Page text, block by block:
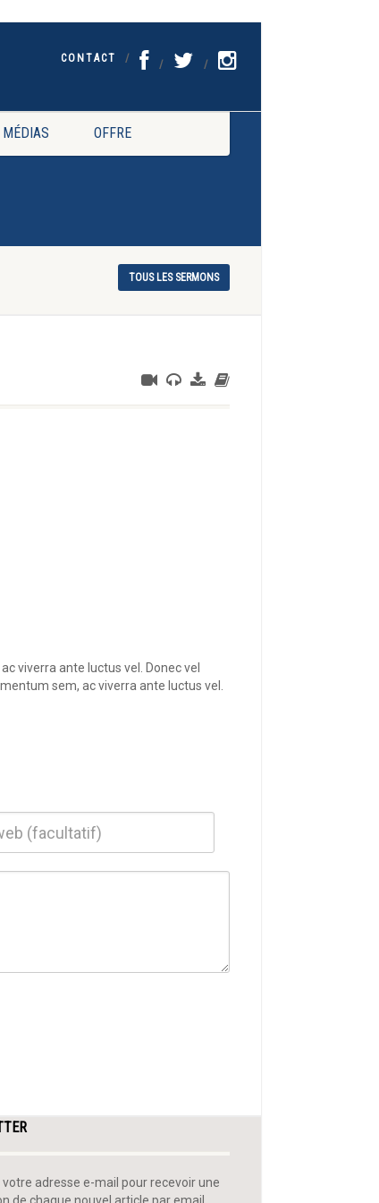
CONTACT
MÉDIAS OFFRE
TOUS LES SERMONS
viverra ante luctus vel. Donec vel
sem, ac viverra ante luctus vel.
adresse e-mail pour recevoir une